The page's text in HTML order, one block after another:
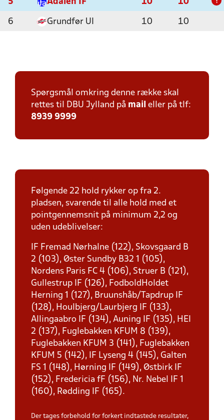
5 Ådalen IF 10 10 !
6 Grundfør UI 10 10
Spørgsmål omkring denne række skal
rettes til DBU Jylland på mail eller på tlf:
8939 9999
Følgende 22 hold rykker op fra 2.
pladsen, svarende til alle hold med et
pointgennemsnit på minimum 2,2 og
uden udeblivelser:
IF Fremad Nørhalne (122), Skovsgaard B
2 (103), Øster Sundby B32 1 (105),
Nordens Paris FC 4 (106), Struer B (121),
Gullestrup IF (126), FodboldHoldet
Herning 1 (127), Bruunshåb/Tapdrup IF
(128), Houlbjerg/Laurbjerg IF (133),
Allingaabro IF (134), Auning IF (135), HEI
2 (137), Fuglebakken KFUM 8 (139),
Fuglebakken KFUM 3 (141), Fuglebakken
KFUM 5 (142), IF Lyseng 4 (145), Galten
FS 1 (148), Hørning IF (149), Østbirk IF
(152), Fredericia fF (156), Nr. Nebel IF 1
(160), Rødding IF (165).
Der tages forbehold for forkert indtastede resultater,